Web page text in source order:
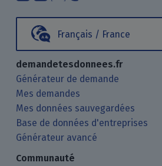
Français / France
demandetesdonnees.fr
Générateur de demande
Mes demandes
Mes données sauvegardées
Base de données d'entreprises
Générateur avancé
Communauté